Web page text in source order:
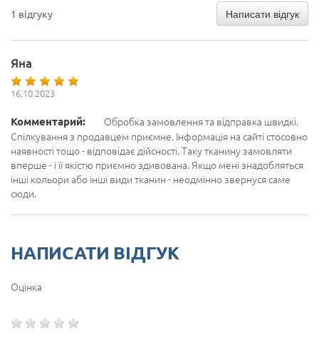
1 відгуку Написати відгук
Яна
16.10.2023
Комментарий:
Обробка замовлення та відправка швидкі.
Спілкування з продавцем приємне. Інформація на сайті стосовно
наявності тощо - відповідає дійсності. Таку тканину замовляти
вперше - і її якістю приємно здивована. Якщо мені знадобляться
інші кольори або інші види тканин - неодмінно звернуся саме
сюди.
НАПИСАТИ ВІДГУК
Оцінка